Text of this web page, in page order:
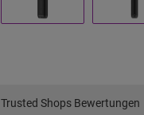
Trusted Shops Bewertungen